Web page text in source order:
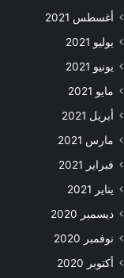
أغسطس 2021
يوليو 2021
يونيو 2021
مايو 2021
أبريل 2021
مارس 2021
فبراير 2021
يناير 2021
ديسمبر 2020
نوفمبر 2020
أكتوبر 2020